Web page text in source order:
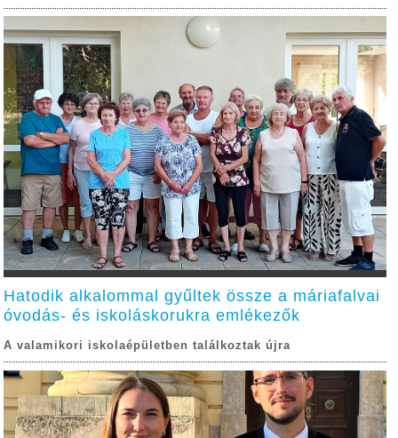
Hatodik alkalommal gyűltek össze a máriafalvai
óvodás- és iskoláskorukra emlékezők
A valamikori iskolaépületben találkoztak újra